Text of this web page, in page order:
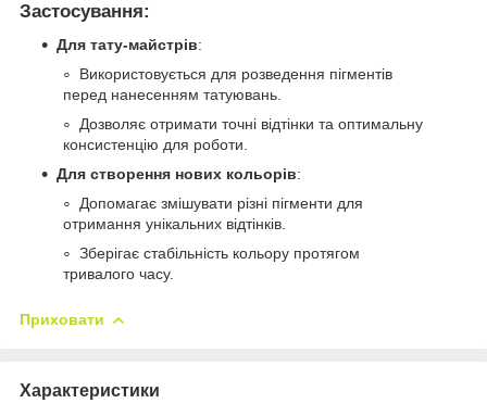
Застосування:
Для тату-майстрів:
Використовується для розведення пігментів
перед нанесенням татуювань.
Дозволяє отримати точні відтінки та оптимальну
консистенцію для роботи.
Для створення нових кольорів:
Допомагає змішувати різні пігменти для
отримання унікальних відтінків.
Зберігає стабільність кольору протягом
тривалого часу.
Приховати
Характеристики